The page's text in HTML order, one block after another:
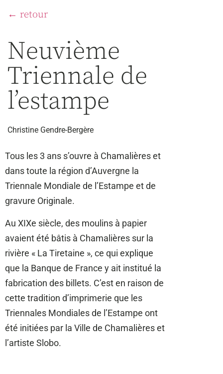
← retour
Neuvième
Triennale de
l’estampe
Christine Gendre-Bergère
Tous les 3 ans s’ouvre à Chamalières et
dans toute la région d’Auvergne la
Triennale Mondiale de l’Estampe et de
gravure Originale.
Au XIXe siècle, des moulins à papier
avaient été bâtis à Chamalières sur la
rivière « La Tiretaine », ce qui explique
que la Banque de France y ait institué la
fabrication des billets. C’est en raison de
cette tradition d’imprimerie que les
Triennales Mondiales de l’Estampe ont
été initiées par la Ville de Chamalières et
l’artiste Slobo.